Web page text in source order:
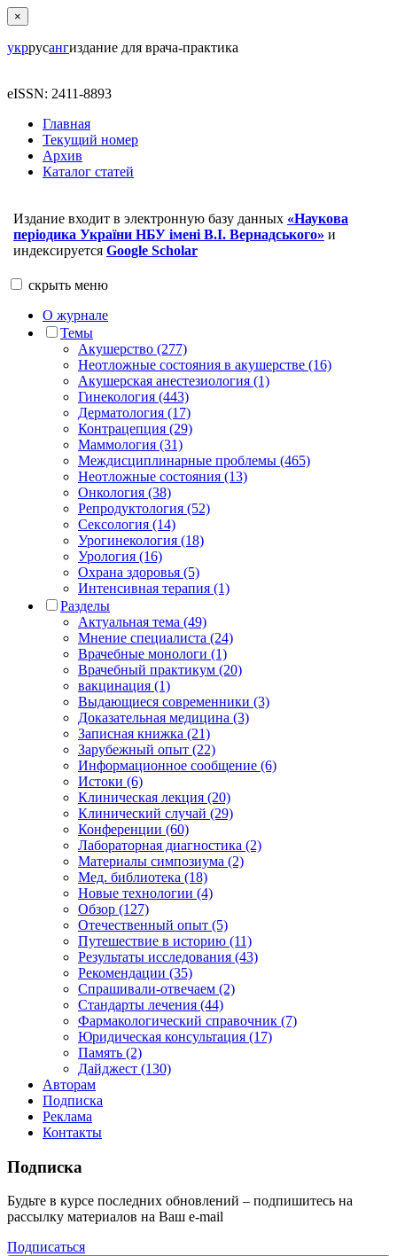
×
укррусангиздание для врача-практика
eISSN: 2411-8893
Главная
Текущий номер
Архив
Каталог статей
Издание входит в электронную базу данных «Наукова
періодика України НБУ імені В.І. Вернадського» и
индексируется Google Scholar
скрыть меню
О журнале
Темы
Акушерство (277)
Неотложные состояния в акушерстве (16)
Акушерская анестезиология (1)
Гинекология (443)
Дерматология (17)
Контрацепция (29)
Маммология (31)
Междисциплинарные проблемы (465)
Неотложные состояния (13)
Онкология (38)
Репродуктология (52)
Сексология (14)
Урогинекология (18)
Урология (16)
Охрана здоровья (5)
Интенсивная терапия (1)
Разделы
Актуальная тема (49)
Мнение специалиста (24)
Врачебные монологи (1)
Врачебный практикум (20)
вакцинация (1)
Выдающиеся современники (3)
Доказательная медицина (3)
Записная книжка (21)
Зарубежный опыт (22)
Информационное сообщение (6)
Истоки (6)
Клиническая лекция (20)
Клинический случай (29)
Конференции (60)
Лабораторная диагностика (2)
Материалы симпозиума (2)
Мед. библиотека (18)
Новые технологии (4)
Обзор (127)
Отечественный опыт (5)
Путешествие в историю (11)
Результаты исследования (43)
Рекомендации (35)
Спрашивали-отвечаем (2)
Стандарты лечения (44)
Фармакологический справочник (7)
Юридическая консультация (17)
Память (2)
Дайджест (130)
Авторам
Подписка
Реклама
Контакты
Подписка
Будьте в курсе последних обновлений – подпишитесь на
рассылку материалов на Ваш e-mail
Подписаться